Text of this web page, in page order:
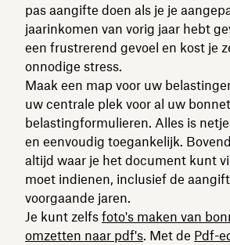
pas aangifte doen als je je
jaarinkomen van vorig jaar hebt
een frustrerend gevoel en kost je
onnodige stress.
Maak een map voor uw
uw centrale plek voor al uw
belastingformulieren. Alles is
en eenvoudig toegankelijk.
altijd waar je het document kunt
moet indienen, inclusief de
voorgaande jaren.
Je kunt zelfs foto's maken van
omzetten naar pdf's. Met de Pdf-